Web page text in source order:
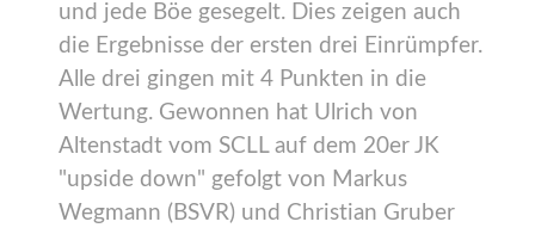
und jede Böe gesegelt. Dies zeigen auch
die Ergebnisse der ersten drei Einrümpfer.
Alle drei gingen mit 4 Punkten in die
Wertung. Gewonnen hat Ulrich von
Altenstadt vom SCLL auf dem 20er JK
"upside down" gefolgt von Markus
Wegmann (BSVR) und Christian Gruber